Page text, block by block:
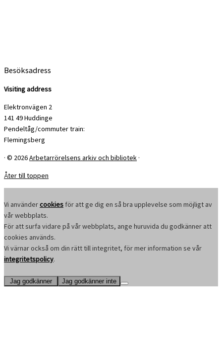
Besöksadress
Visiting address
Elektronvägen 2
141 49 Huddinge
Pendeltåg/commuter train:
Flemingsberg
· © 2026Arbetarrörelsens arkiv och bibliotek ·
Åter till toppen
Vi användercookies för att ge dig en så bra upplevelse som möjligt av
vår webbplats.
För att surfa vidare på vår webbplats, ange huruvida du godkänner att
cookies används.
Vi värnar också om din rätt till integritet, för mer information se vår
integritetspolicy.
Jag godkänner Jag godkänner inte